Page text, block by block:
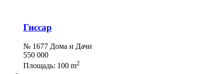
Гиссар
№ 1677 Дома и Дачи
550 000
Площадь: 100 m2